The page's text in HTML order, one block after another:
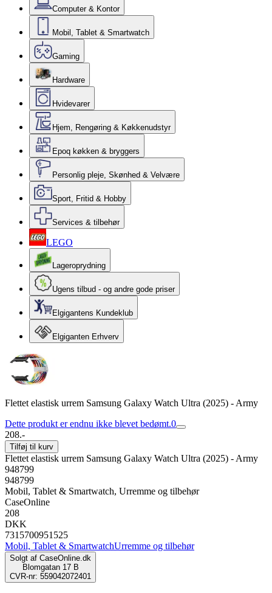
Computer & Kontor
Mobil, Tablet & Smartwatch
Gaming
Hardware
Hvidevarer
Hjem, Rengøring & Køkkenudstyr
Epoq køkken & bryggers
Personlig pleje, Skønhed & Velvære
Sport, Fritid & Hobby
Services & tilbehør
LEGO
Lageroprydning
Ugens tilbud - og andre gode priser
Elgigantens Kundeklub
Elgiganten Erhverv
Flettet elastisk urrem Samsung Galaxy Watch Ultra (2025) - Army
Dette produkt er endnu ikke blevet bedømt.0
208.-
Tilføj til kurv
Flettet elastisk urrem Samsung Galaxy Watch Ultra (2025) - Army
948799
948799
Mobil, Tablet & Smartwatch, Urremme og tilbehør
CaseOnline
208
DKK
7315700951525
Mobil, Tablet & SmartwatchUrremme og tilbehør
Solgt af CaseOnline.dk
Blomgatan 17 B
CVR-nr: 559042072401